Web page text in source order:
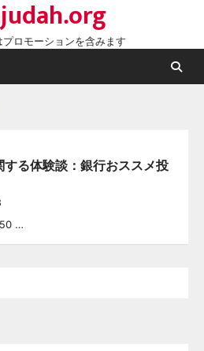
プロモーションを含みます
る体験談：銀行おススメ投
…